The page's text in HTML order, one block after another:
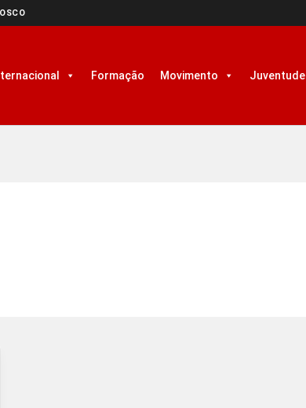
Formação Movimento Juventude